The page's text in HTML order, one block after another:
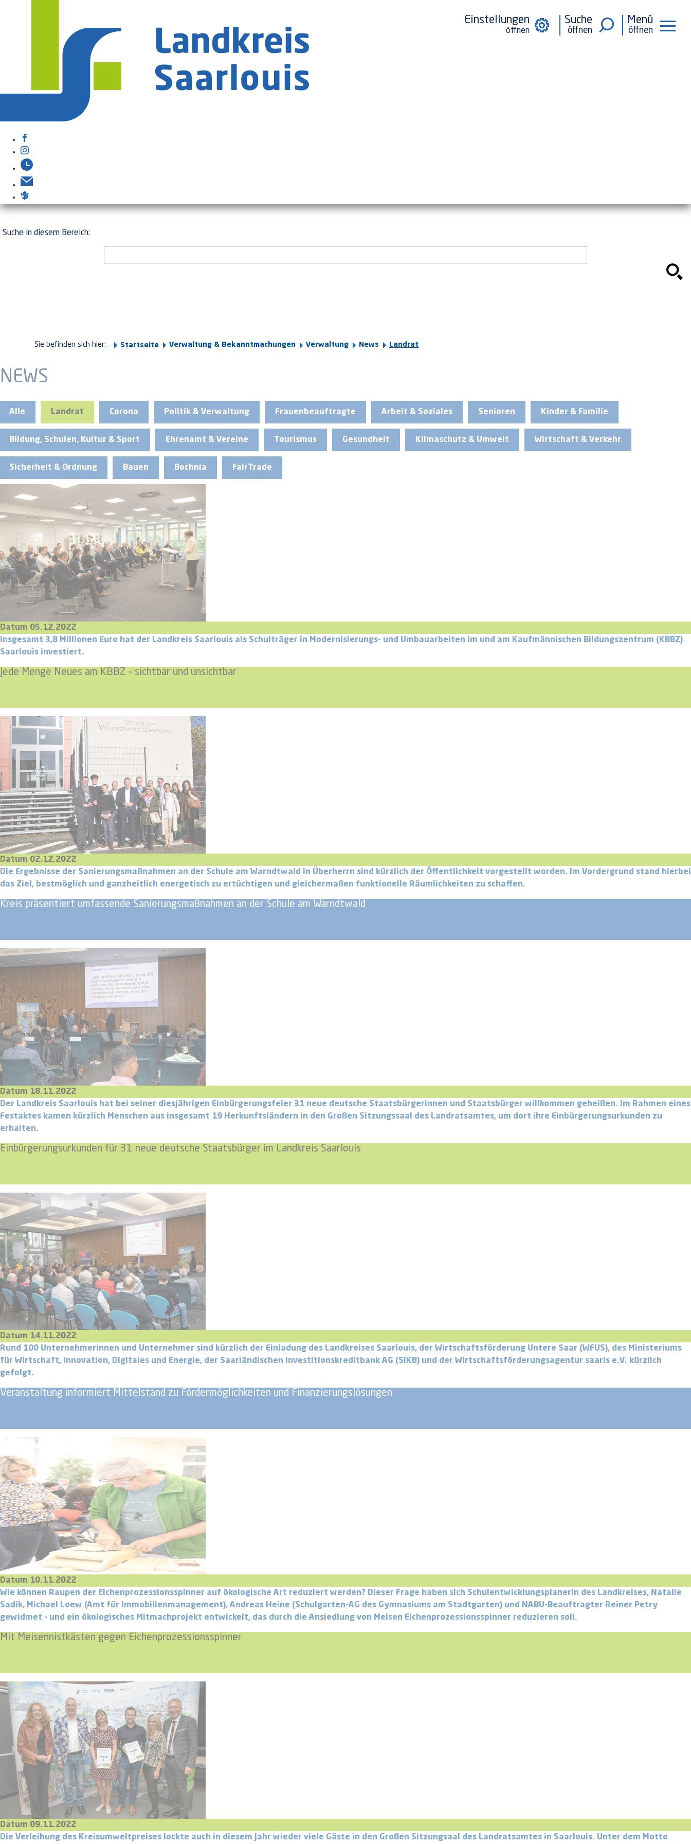
Einstellungen Suche Menü
Suche in diesem Bereich:
Sie befinden sich hier: Startseite Verwaltung & Bekanntmachungen Verwaltung News Landrat
NEWS
Alle Landrat Corona Politik & Verwaltung Frauenbeauftragte Arbeit & Soziales Senioren Kinder & Familie
Bildung, Schulen, Kultur & Sport Ehrenamt & Vereine Tourismus Gesundheit Klimaschutz & Umwelt Wirtschaft & Verkehr
Sicherheit & Ordnung Bauen Bochnia FairTrade
Jede Menge Neues am KBBZ – sichtbar und unsichtbar
Datum 05.12.2022
Insgesamt 3,8 Millionen Euro hat der Landkreis Saarlouis als Schulträger in Modernisierungs- und Umbauarbeiten im und am Kaufmännischen Bildungszentrum (KBBZ)
Saarlouis investiert.
Kreis präsentiert umfassende Sanierungsmaßnahmen an der Schule am Warndtwald
Datum 02.12.2022
Die Ergebnisse der Sanierungsmaßnahmen an der Schule am Warndtwald in Überherrn sind kürzlich der Öffentlichkeit vorgestellt worden. Im Vordergrund stand hierbei
das Ziel, bestmöglich und ganzheitlich energetisch zu ertüchtigen und gleichermaßen funktionelle Räumlichkeiten zu schaffen.
Einbürgerungsurkunden für 31 neue deutsche Staatsbürger im Landkreis Saarlouis
Datum 18.11.2022
Der L​​​​​​​andkreis Saarlouis hat bei seiner diesjährigen Einbürgerungsfeier 31 neue deutsche Staatsbürgerinnen und Staatsbürger willkommen geheißen. Im Rahmen eines
Festaktes kamen kürzlich Menschen aus insgesamt 19 Herkunftsländern in den Großen Sitzungssaal des Landratsamtes, um dort ihre Einbürgerungsurkunden zu
erhalten.
Veranstaltung informiert Mittelstand zu Fördermöglichkeiten und Finanzierungslösungen
Datum 14.11.2022
Rund 100 Unternehmerinnen und Unternehmer sind kürzlich der Einladung des Landkreises Saarlouis, der Wirtschaftsförderung Untere Saar (WFUS), des Ministeriums
für Wirtschaft, Innovation, Digitales und Energie, der Saarländischen Investitionskreditbank AG (SIKB) und der Wirtschaftsförderungsagentur saaris e.V. kürzlich
gefolgt.
Mit Meisennistkästen gegen Eichenprozessionsspinner
Datum 10.11.2022
Wie können Raupen der Eichenprozessionsspinner auf ökologische Art reduziert werden? Dieser Frage haben sich Schulentwicklungsplanerin des Landkreises, Natalie
Sadik, Michael Loew (Amt für Immobilienmanagement), Andreas Heine (Schulgarten-AG des Gymnasiums am Stadtgarten) und NABU-Beauftragter Reiner Petry
gewidmet - und ein ökologisches Mitmachprojekt entwickelt, das durch die Ansiedlung von Meisen Eichenprozessionsspinner reduzieren soll.
Datum 09.11.2022
Die Verleihung des Kreisumweltpreises lockte auch in diesem Jahr wieder viele Gäste in den Großen Sitzungsaal des Landratsamtes in Saarlouis. Unter dem Motto